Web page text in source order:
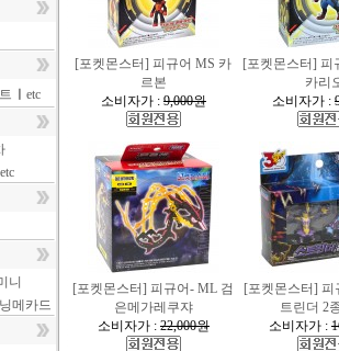
etc
etc
니
메카드
[포켓몬스터] 피규어 MS 카
르본
소비자가 : 9,000원
[포켓몬스터] 피
카리
소비자가 :
[포켓몬스터] 피규어- ML 검
은메가레쿠쟈
소비자가 : 22,000원
[포켓몬스터] 피
트린더 2
소비자가 :